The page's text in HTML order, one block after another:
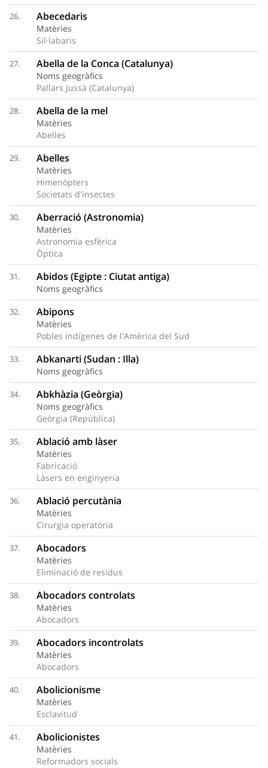
26. Abecedaris
Matèries
Sil·labaris
27. Abella de la Conca (Catalunya)
Noms geogràfics
Pallars Jussà (Catalunya)
28. Abella de la mel
Matèries
Abelles
29. Abelles
Matèries
Himenòpters
Societats d'insectes
30. Aberració (Astronomia)
Matèries
Astronomia esfèrica
Òptica
31. Abidos (Egipte : Ciutat antiga)
Noms geogràfics
32. Abipons
Matèries
Pobles indígenes de l'Amèrica del Sud
33. Abkanarti (Sudan : Illa)
Noms geogràfics
34. Abkhàzia (Geòrgia)
Noms geogràfics
Geòrgia (República)
35. Ablació amb làser
Matèries
Fabricació
Làsers en enginyeria
36. Ablació percutània
Matèries
Cirurgia operatòria
37. Abocadors
Matèries
Eliminació de residus
38. Abocadors controlats
Matèries
Abocadors
39. Abocadors incontrolats
Matèries
Abocadors
40. Abolicionisme
Matèries
Esclavitud
41. Abolicionistes
Matèries
Reformadors socials